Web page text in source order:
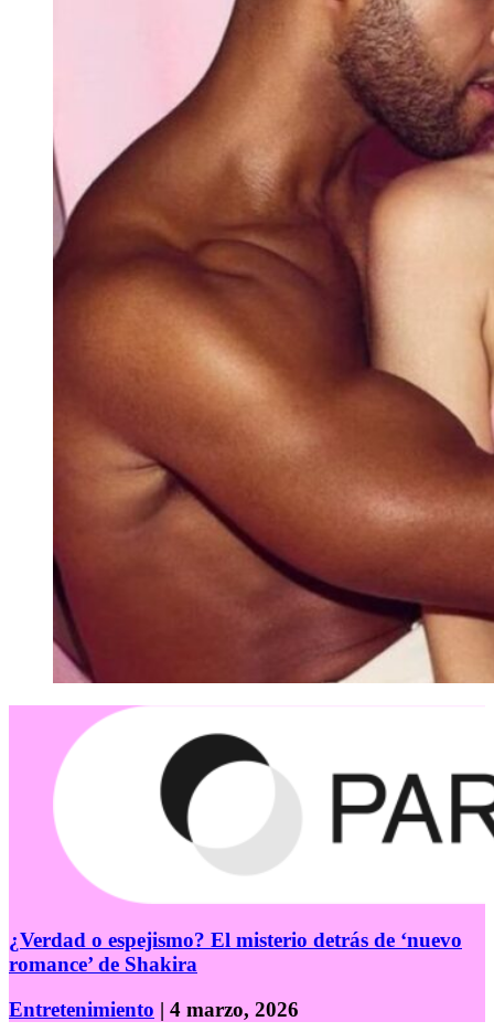
¿Verdad o espejismo? El misterio detrás de ‘nuevo
romance’ de Shakira
Entretenimiento | 4 marzo, 2026